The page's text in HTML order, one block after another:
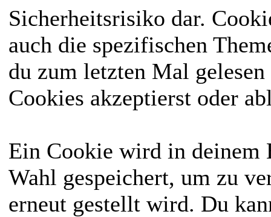
Sicherheitsrisiko dar.
auch die spezifischen
du zum letzten Mal
Cookies akzeptierst oder
Ein Cookie wird in deinem
Wahl gespeichert, um zu
erneut gestellt wird. Du